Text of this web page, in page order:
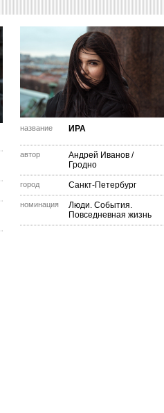
название ИРА
автор Андрей Иванов /
Гродно
город Санкт-Петербург
номинация
Люди. События.
Повседневная жизнь